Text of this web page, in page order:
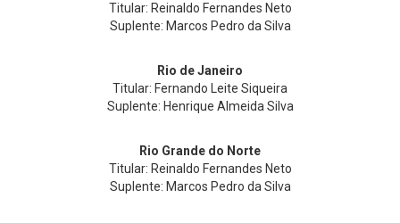
Titular: Reinaldo Fernandes Neto
Suplente: Marcos Pedro da Silva
Rio de Janeiro
Titular: Fernando Leite Siqueira
Suplente: Henrique Almeida Silva
Rio Grande do Norte
Titular: Reinaldo Fernandes Neto
Suplente: Marcos Pedro da Silva